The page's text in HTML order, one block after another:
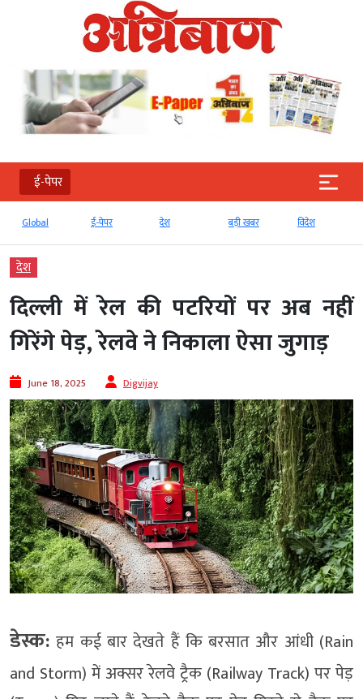
ई-पेपर
Global ई-पेपर देश बड़ी खबर विदेश
देश
दिल्ली में रेल की पटरियों पर अब नहीं
गिरेंगे पेड़, रेलवे ने निकाला ऐसा जुगाड़
June 18, 2025 Digvijay
डेस्क: हम कई बार देखते हैं कि बरसात और आंधी (Rain
and Storm) में अक्सर रेलवे ट्रैक (Railway Track) पर पेड़